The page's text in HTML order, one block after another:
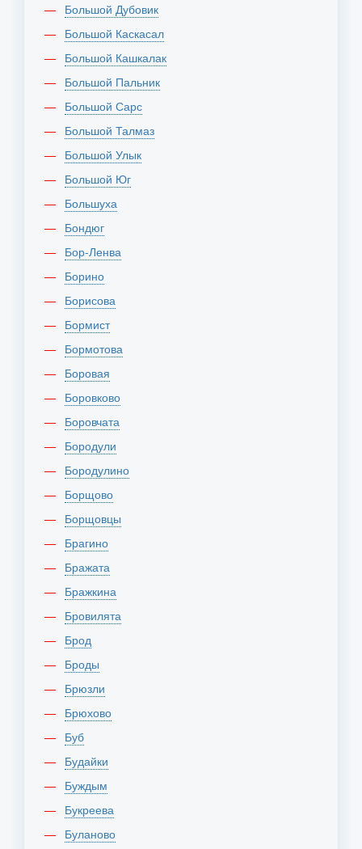
Большой Дубовик
Большой Каскасал
Большой Кашкалак
Большой Пальник
Большой Сарс
Большой Талмаз
Большой Улык
Большой Юг
Большуха
Бондюг
Бор-Ленва
Борино
Борисова
Бормист
Бормотова
Боровая
Боровково
Боровчата
Бородули
Бородулино
Борщово
Борщовцы
Брагино
Бражата
Бражкина
Бровилята
Брод
Броды
Брюзли
Брюхово
Буб
Будайки
Буждым
Букреева
Буланово